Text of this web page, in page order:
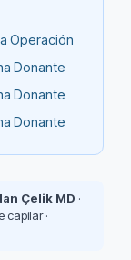
Operación
Donante
Donante
Donante
Çelik MD ·
capilar ·